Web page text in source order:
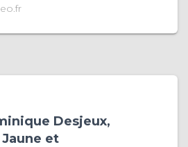
Desjeux,
Jaune et